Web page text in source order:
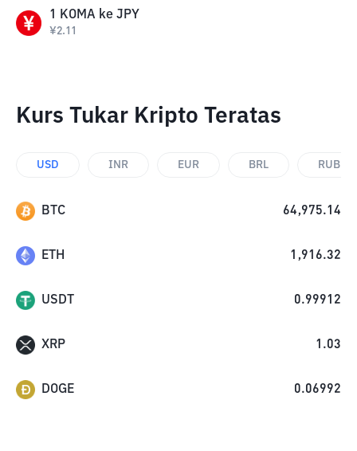
1 KOMA ke JPY
¥2.11
Kurs Tukar Kripto Teratas
USD INR EUR BRL RUB
BTC 64,975.14
ETH 1,916.32
USDT 0.99912
XRP 1.03
DOGE 0.06992